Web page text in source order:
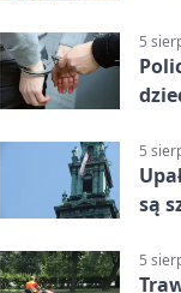
5
5
są
5